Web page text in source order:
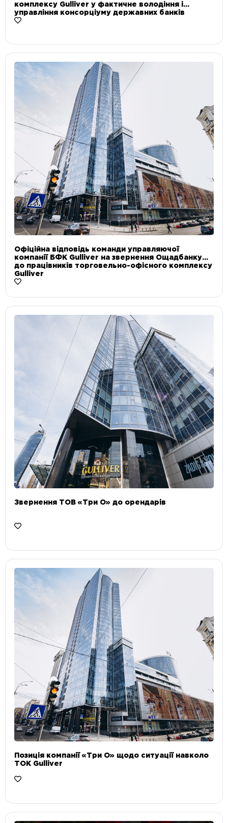
комплексу Gulliver у фактичне володіння і
управління консорціуму державних банків
Офіційна відповідь команди управляючої
компанії БФК Gulliver на звернення Ощадбанку
до працівників торговельно-офісного комплексу
Gulliver
Звернення ТОВ «Три О» до орендарів
Позиція компанії «Три О» щодо ситуації навколо
ТОК Gulliver